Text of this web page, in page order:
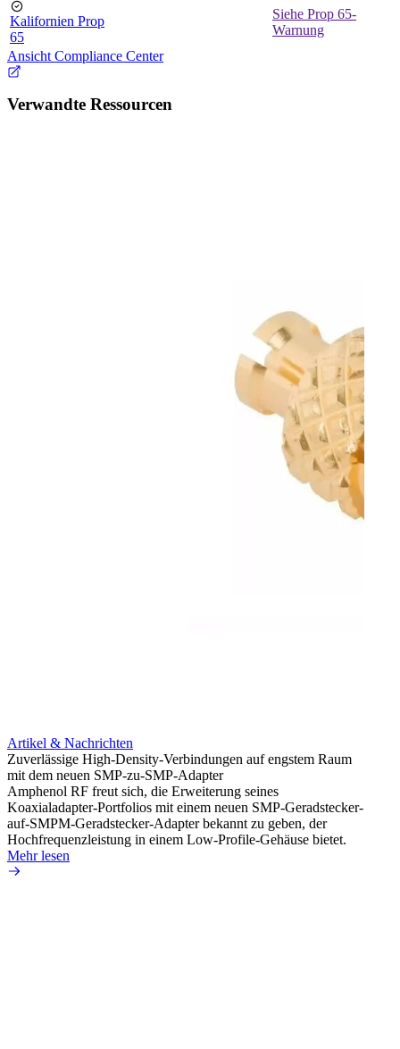
Kalifornien Prop
65
Siehe Prop 65-
Warnung
Ansicht Compliance Center
Verwandte Ressourcen
Artikel & Nachrichten
Zuverlässige High-Density-Verbindungen auf engstem Raum
mit dem neuen SMP-zu-SMP-Adapter
Amphenol RF freut sich, die Erweiterung seines
Koaxialadapter-Portfolios mit einem neuen SMP-Geradstecker-
auf-SMPM-Geradstecker-Adapter bekannt zu geben, der
Hochfrequenzleistung in einem Low-Profile-Gehäuse bietet.
Mehr lesen